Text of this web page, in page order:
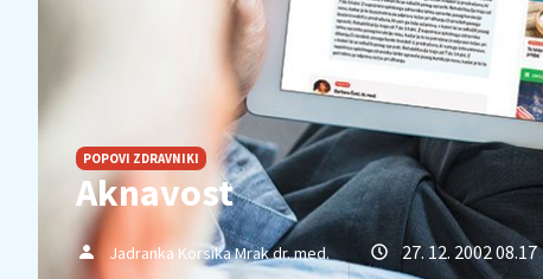
POPOVI ZDRAVNIKI
Aknavost
Jadranka Korsika Mrak dr. med. 27. 12. 2002 08.17